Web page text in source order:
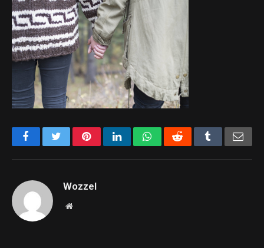
FacebookTwitterPinterestLinkedInWhatsAppReddit Tumblr
Wozzel
Website